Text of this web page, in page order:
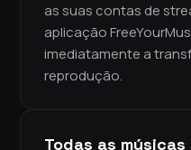
as suas contas de
aplicação
imediatamente a
reprodução.
Todas as